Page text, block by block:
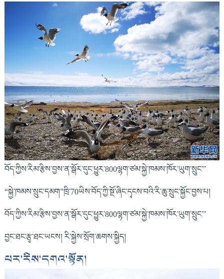
བོད་ཀྱིས་རིམ་རྩིས་བྱས་ན་སྒོར་དུང་ཕྱུར་800ལྷག་ཙམ་སྐྱེ་ཁམས་ཁོར་ཡུག་སྲུང་་་
“སྐྱེ་ཁམས་སྲུང་དམག”ཁྲི་70ཡིས་བོད་ཀྱི་སྔོ་ཞིང་དྭངས་བའི་རི་ཆུ་སྲུང་སྐྱོང་བྱས་པ།
བོད་ཀྱིས་རིམ་རྩིས་བྱས་ན་སྒོར་དུང་ཕྱུར་800ལྷག་ཙམ་སྐྱེ་ཁམས་ཁོར་ཡུག་སྲུང་་་
བྱང་ཐང་རྩྭ་ཐང་ཡངས། རི་སྐྱེས་སྲོག་ཆགས་སྐྱིད།
པར་རིས་དགའ་སྟོན།